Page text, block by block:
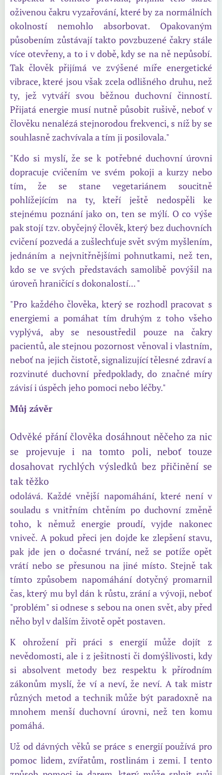
oživenou čakru vyzařování, které by za normálních
okolností nemohlo absorbovat. Opakovaným
působením zůstávají takto povzbuzené čakry stále
více otevřeny, a to i v době, kdy se na ně nepůsobí.
Tak člověk přijímá ve zvýšené míře energetické
vibrace, které jsou však zcela odlišného druhu, než
ty, jež vytváří svou běžnou duchovní činností.
Přijatá energie musí nutně působit rušivě, neboť v
člověku nenalézá stejnorodou frekvenci, s níž by se
souhlasně zachvívala a tím ji posilovala."
"Kdo si myslí, že se k potřebné duchovní úrovni
dopracuje cvičením ve svém pokoji a kurzy nebo
tím, že se stane vegetariánem soucitně
pohlížejícím na ty, kteří ještě nedospěli ke
stejnému poznání jako on, ten se mýlí. O co výše
pak stojí tzv. obyčejný člověk, který bez duchovních
cvičení pozvedá a zušlechťuje svět svým myšlením,
jednáním a nejvnitřnějšími pohnutkami, než ten,
kdo se ve svých představách samolibě povýšil na
úroveň hraničící s dokonalostí... "
"Pro každého člověka, který se rozhodl pracovat s
energiemi a pomáhat tím druhým z toho všeho
vyplývá, aby se nesoustředil pouze na čakry
pacientů, ale stejnou pozornost věnoval i vlastním,
neboť na jejich čistotě, signalizující tělesné zdraví a
rozvinuté duchovní předpoklady, do značné míry
závisí i úspěch jeho pomoci nebo léčby."
Můj závěr
Odvěké přání člověka dosáhnout něčeho za nic
se projevuje i na tomto poli, neboť touze
dosahovat rychlých výsledků bez přičinění se
tak těžko
odolává. Každé vnější napomáhání, které není v
souladu s vnitřním chtěním po duchovní změně
toho, k němuž energie proudí, vyjde nakonec
vniveč. A pokud přeci jen dojde ke zlepšení stavu,
pak jde jen o dočasné trvání, než se potíže opět
vrátí nebo se přesunou na jiné místo. Stejně tak
tímto způsobem napomáhání dotyčný promarnil
čas, který mu byl dán k růstu, zrání a vývoji, neboť
"problém" si odnese s sebou na onen svět, aby před
něho byl v dalším životě opět postaven.
K ohrožení při práci s energií může dojít z
nevědomosti, ale i z ješitnosti či domýšlivosti, kdy
si absolvent metody bez respektu k přírodním
zákonům myslí, že ví a neví, že neví. A tak mistr
různých metod a technik může být paradoxně na
mnohem menší duchovní úrovni, než ten komu
pomáhá.
Už od dávných věků se práce s energií používá pro
pomoc lidem, zvířatům, rostlinám i zemi. I tento